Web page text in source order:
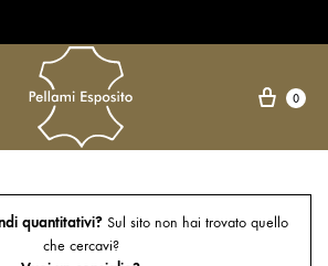
0
quantitativi? Sul sito non hai trovato quello
che cercavi?